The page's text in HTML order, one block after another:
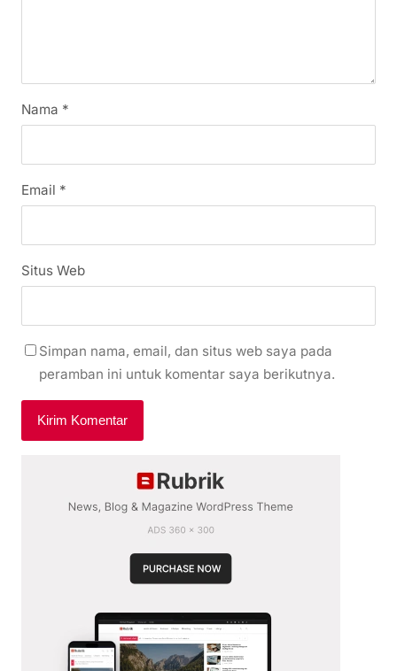
Nama *
Email *
Situs Web
Simpan nama, email, dan situs web saya pada
peramban ini untuk komentar saya berikutnya.